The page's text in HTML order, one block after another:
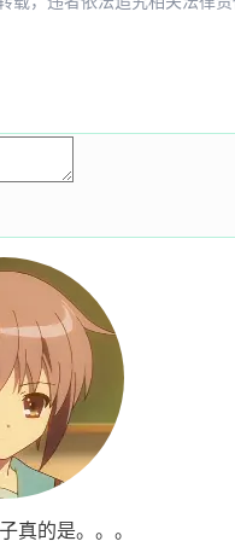
真的是。。。